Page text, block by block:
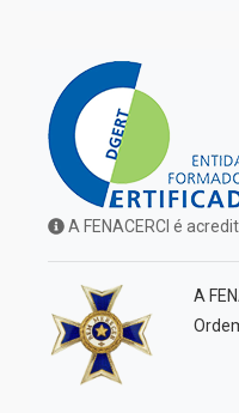
A FENACERCI é
A